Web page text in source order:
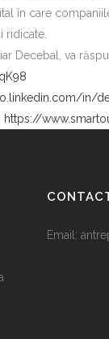
în care
ridicate.
Decebal, va
in/
https://
Email: